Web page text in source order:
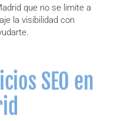
que no se limite a
la visibilidad con
SEO en